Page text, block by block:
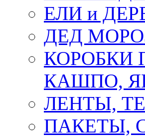
ЕЛИ и
ДЕД
КОРОБКИ
КАШПО,
ЛЕНТЫ,
ПАКЕТЫ,